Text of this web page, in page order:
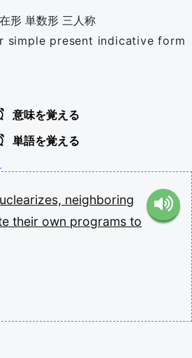
形 単数形 三人称
simple present indicative form
意味を覚える
単語を覚える
neighboring
their own programs to